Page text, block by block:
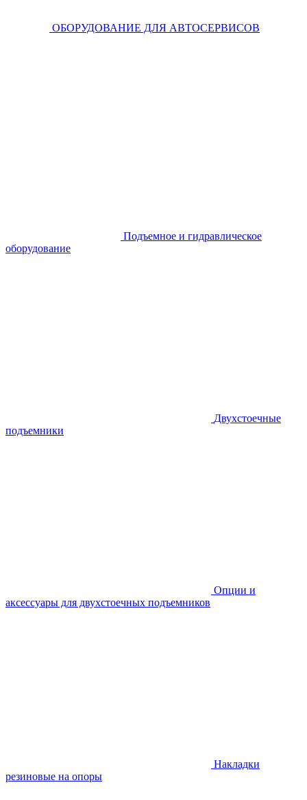
ОБОРУДОВАНИЕ ДЛЯ АВТОСЕРВИСОВ
Подъемное и гидравлическое
оборудование
Двухстоечные
подъемники
Опции и
аксессуары для двухстоечных подъемников
Накладки
резиновые на опоры